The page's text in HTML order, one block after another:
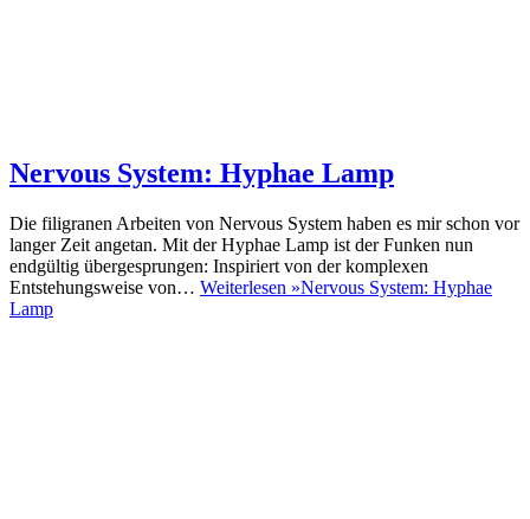
Nervous System: Hyphae Lamp
Die filigranen Arbeiten von Nervous System haben es mir schon vor
langer Zeit angetan. Mit der Hyphae Lamp ist der Funken nun
endgültig übergesprungen: Inspiriert von der komplexen
Entstehungsweise von… Weiterlesen »Nervous System: Hyphae
Lamp